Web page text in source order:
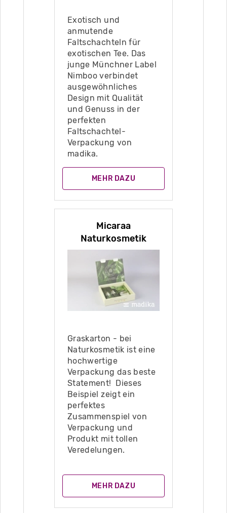
Exotisch und
anmutende
Faltschachteln für
exotischen Tee. Das
junge Münchner Label
Nimboo verbindet
ausgewöhnliches
Design mit Qualität
und Genuss in der
perfekten
Faltschachtel-
Verpackung von
madika.
MEHR DAZU
Micaraa
Naturkosmetik
Graskarton - bei
Naturkosmetik ist eine
hochwertige
Verpackung das beste
Statement! Dieses
Beispiel zeigt ein
perfektes
Zusammenspiel von
Verpackung und
Produkt mit tollen
Veredelungen.
MEHR DAZU